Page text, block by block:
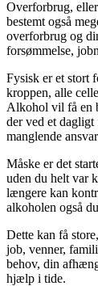
Overforbrug,
bestemt også
overforbrug og
forsømmelse,
Fysisk er et stort
kroppen, alle
Alkohol vil få en
der ved et
manglende
Måske er det
uden du helt var
længere kan
alkoholen også
Dette kan få
job, venner,
behov, din
hjælp i tide.